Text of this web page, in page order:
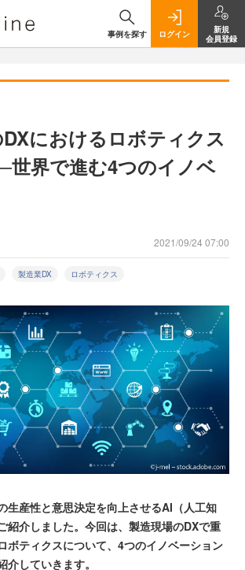
事例を探す ログイン
新規
会員登録
におけるロボティクス
世界で進む4つのイノベ
2021/09/24 07:00
製造業DX ロボティクス
生産性と意思決定を向上させるAI（人工知
紹介しました。今回は、製造現場のDXで重
ボティクスについて、4つのイノベーション
介していきます。